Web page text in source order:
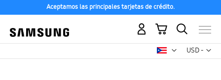
Aceptamos las principales tarjetas de crédito.
USD -
dólar
Mi carrito